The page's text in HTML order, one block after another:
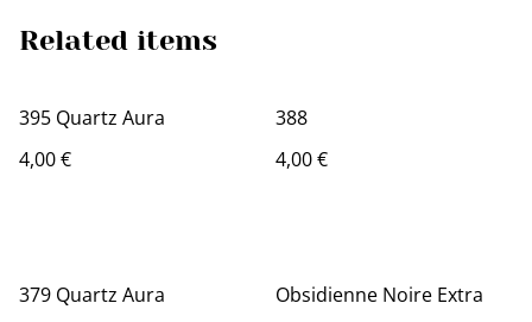
Related items
395 Quartz Aura
4,00 €
388
4,00 €
379 Quartz Aura
Obsidienne Noire Extra